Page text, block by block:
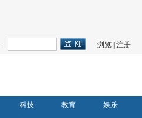
浏览 |注册
科技 教育 娱乐